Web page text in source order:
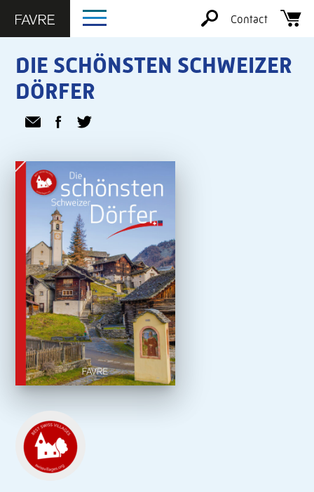
Contact
DIE SCHÖNSTEN SCHWEIZER
DÖRFER